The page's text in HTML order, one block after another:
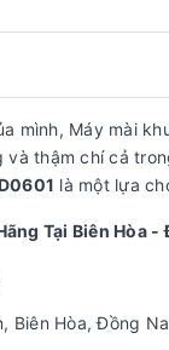
mình, Máy mài
thậm chí cả
là một lựa
Tại Biên Hòa -
Biên Hòa, Đồng